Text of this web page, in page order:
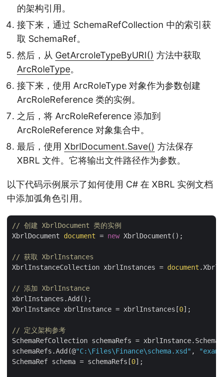
的架构引用。
接下来，通过 SchemaRefCollection 中的索引获
取 SchemaRef。
然后，从 GetArcroleTypeByURI() 方法中获取
ArcRoleType。
接下来，使用 ArcRoleType 对象作为参数创建
ArcRoleReference 类的实例。
之后，将 ArcRoleReference 添加到
ArcRoleReference 对象集合中。
最后，使用 XbrlDocument.Save() 方法保存
XBRL 文件。它将输出文件路径作为参数。
以下代码示例展示了如何使用 C# 在 XBRL 实例文档
中添加弧角色引用。
// 创建 XbrlDocument 类的实例
XbrlDocument document = new XbrlDocument();
// 获取 XbrlInstances
XbrlInstanceCollection xbrlInstances = document
// 添加 XbrlInstance
xbrlInstances.Add();
XbrlInstance xbrlInstance = xbrlInstances[0];
// 定义架构参考
SchemaRefCollection schemaRefs =
schemaRefs.Add(@"C:\Files\Finance\schema.xsd" ,
SchemaRef schema = schemaRefs[0];